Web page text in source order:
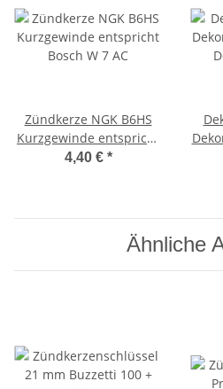
Zündkerze NGK B6HS
Kurzgewinde entspricht
Bosch W 7 AC
4,40 € *
Ähnliche